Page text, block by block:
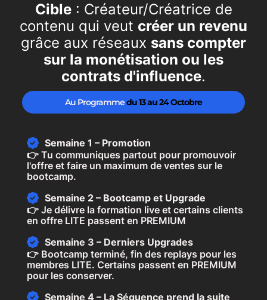
Cible: Créateur/Créatrice de
contenu qui veut créer un revenu
grâce aux réseaux sans compter
sur la monétisation ou les
contrats d'influence.
Au Programmedu 13 au 24 Octobre
Semaine 1 – Promotion
👉 Tu communiques partout pour promouvoir
l'offre et faire un maximum de ventes sur le
bootcamp.
Semaine 2 – Bootcamp et Upgrade
👉 Je délivre la formation live et certains clients
en offre LITE passent en PREMIUM
Semaine 3 – Derniers Upgrades
👉 Bootcamp terminé, fin des replays pour les
membres LITE. Certains passent en PREMIUM
pour les conserver.
Semaine 4 – La Séquence prend la suite